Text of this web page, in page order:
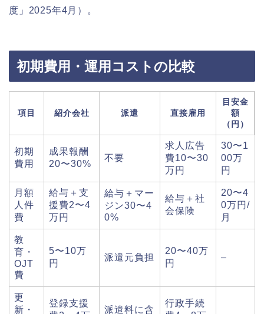
度」2025年4月）。
初期費用・運用コストの比較
項目 紹介会社 派遣 直接雇用
目安金
額
（円）
初期
費用
成果報酬
20〜30%
不要
求人広告
費10〜30
万円
30〜1
00万
円
月額
人件
費
給与＋支
援費2〜4
万円
給与＋マー
ジン30〜4
0%
給与＋社
会保険
20〜4
0万円/
月
教
育・
OJT
費
5〜10万
円
派遣元負担
20〜40万
円
–
更
新・
登録支援
派遣料に含
行政手続